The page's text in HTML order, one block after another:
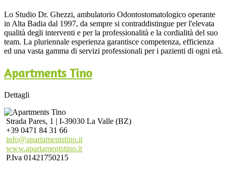
Lo Studio Dr. Ghezzi, ambulatorio Odontostomatologico operante
in Alta Badia dal 1997, da sempre si contraddistingue per l'elevata
qualità degli interventi e per la professionalità e la cordialità del suo
team. La pluriennale esperienza garantisce competenza, efficienza
ed una vasta gamma di servizi professionali per i pazienti di ogni età.
Apartments Tino
Dettagli
Strada Pares, 1 | I-39030 La Valle (BZ)
+39 0471 84 31 66
info@apartamentstino.it
www.apartamentstino.it
P.Iva 01421750215